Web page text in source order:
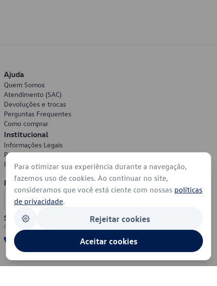
Ajuda
Quem Somos
Atendimento (SAC)
Devoluções e trocas
Perguntas Frequentes
Como comprar
Institucional
Informações Legais
Política de Privacidade
Política de Cookies
Formas de Pagamento
Segurança
Para otimizar sua experiência durante a navegação,
fazemos uso de cookies. Ao continuar no site,
consideramos que você está ciente com nossas políticas
de privacidade.
Rejeitar cookies
Aceitar cookies